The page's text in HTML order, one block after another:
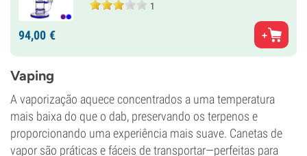
1
94,00 €
Vaping
A vaporização aquece concentrados a uma temperatura
mais baixa do que o dab, preservando os terpenos e
proporcionando uma experiência mais suave. Canetas de
vapor são práticas e fáceis de transportar—perfeitas para